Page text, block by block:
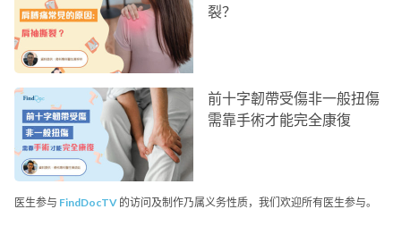
裂？
前十字韌帶受傷非一般扭傷
需靠手術才能完全康復
医生参与 FindDocTV 的访问及制作乃属义务性质，我们欢迎所有医生参与。